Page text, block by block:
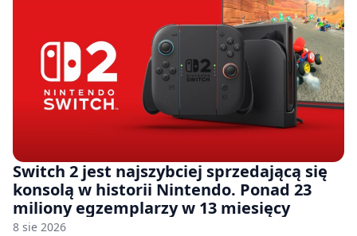
Switch 2 jest najszybciej sprzedającą się
konsolą w historii Nintendo. Ponad 23
miliony egzemplarzy w 13 miesięcy
8 sie 2026